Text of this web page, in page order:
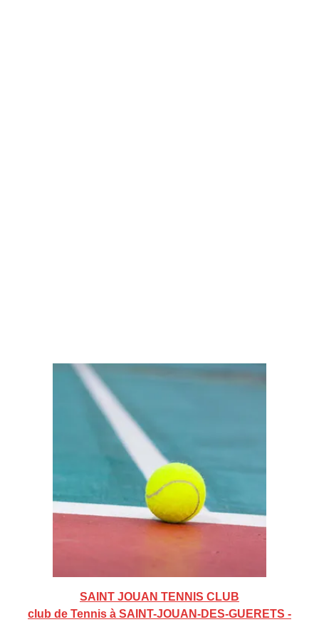
SAINT JOUAN TENNIS CLUB
club de Tennis à SAINT-JOUAN-DES-GUERETS -